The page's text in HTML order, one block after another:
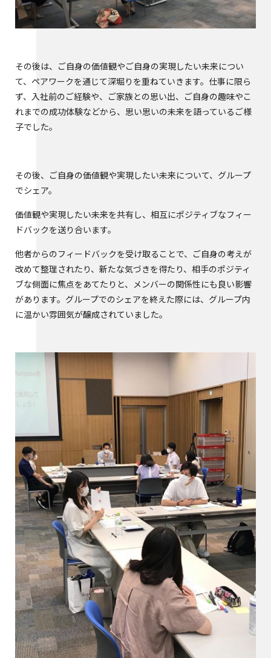
その後は、ご自身の価値観やご自身の実現したい未来につい
て、ペアワークを通じて深堀りを重ねていきます。仕事に限ら
ず、入社前のご経験や、ご家族との思い出、ご自身の趣味やこ
れまでの成功体験などから、思い思いの未来を語っているご様
子でした。
その後、ご自身の価値観や実現したい未来について、グループ
でシェア。
価値観や実現したい未来を共有し、相互にポジティブなフィー
ドバックを送り合います。
他者からのフィードバックを受け取ることで、ご自身の考えが
改めて整理されたり、新たな気づきを得たり、相手のポジティ
ブな側面に焦点をあてたりと、メンバーの関係性にも良い影響
があります。グループでのシェアを終えた際には、グループ内
に温かい雰囲気が醸成されていました。